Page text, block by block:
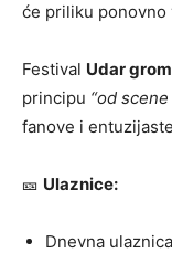
će priliku ponovno
Festival Udar
principu “od
fanove i
🎫 Ulaznice:
Dnevna